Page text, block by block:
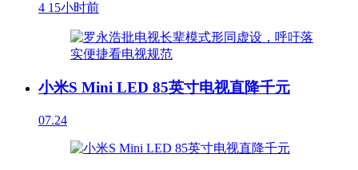
4 15小时前
小米S Mini LED 85英寸电视直降千元
07.24